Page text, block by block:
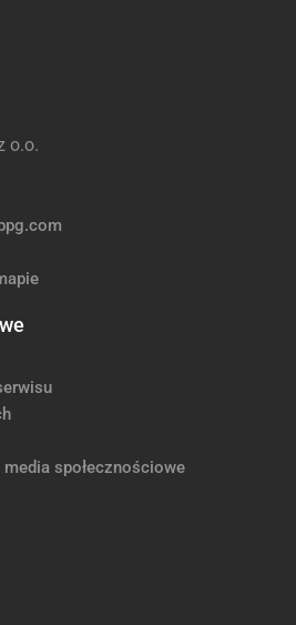
o.o.
społecznościowe